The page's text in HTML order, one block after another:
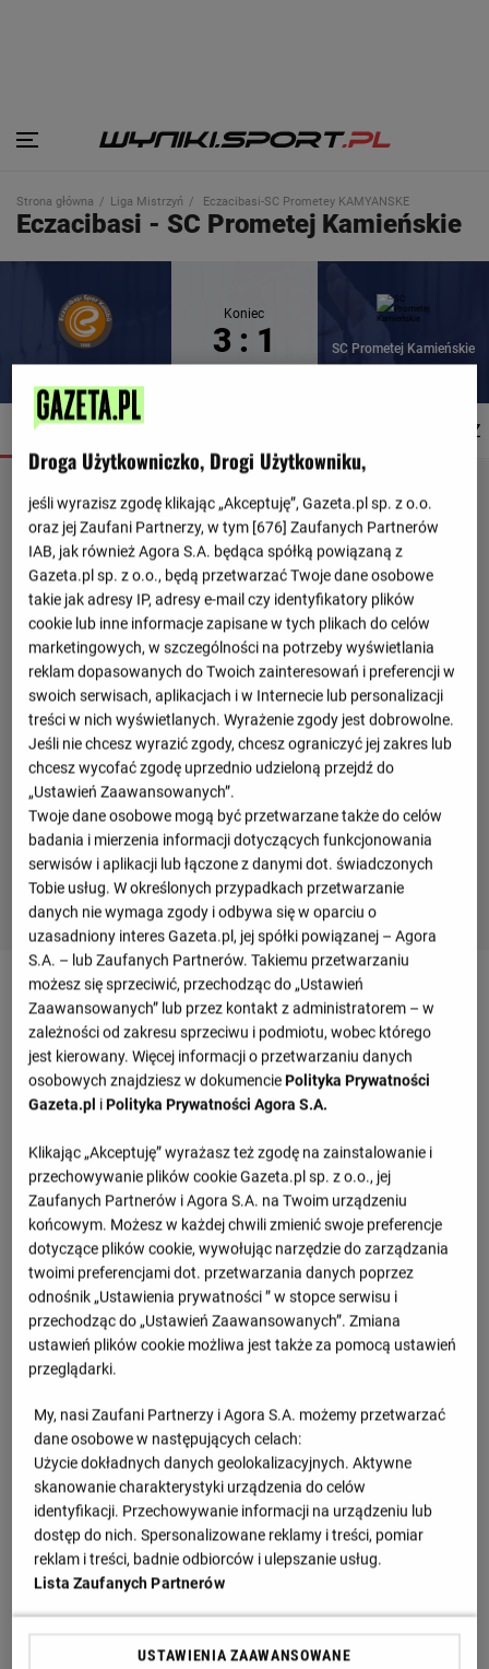
Strona główna Liga Mistrzyń Eczacibasi-SC Prometey KAMYANSKE
Eczacibasi - SC Prometej Kamieńskie
Koniec
3 : 1 SC Prometej Kamieńskie
SZCZEGÓŁY TERMINARZ
Szczegóły meczu Eczacibasi - SC Prometej
Kamieńskie
Przegląd
2.set -25 : 15
3.set - 23 : 25
4.set -25 : 16
Informacje o meczu
Liga Mistrzyń, faza finałowa
Wiadomości
Złe wieści dla kadry siatkarek. Polska
gwiazda wypadła z ME
Wielka impreza siatkarska wraca do Polski!
Czekaliśmy na to osiem lat
Droga Użytkowniczko, Drogi Użytkowniku,
jeśli wyrazisz zgodę klikając „Akceptuję”, Gazeta.pl sp. z o.o.
oraz jej Zaufani Partnerzy, w tym [676] Zaufanych Partnerów
IAB, jak również Agora S.A. będąca spółką powiązaną z
Gazeta.pl sp. z o.o., będą przetwarzać Twoje dane osobowe
takie jak adresy IP, adresy e-mail czy identyfikatory plików
cookie lub inne informacje zapisane w tych plikach do celów
marketingowych, w szczególności na potrzeby wyświetlania
reklam dopasowanych do Twoich zainteresowań i preferencji w
swoich serwisach, aplikacjach i w Internecie lub personalizacji
treści w nich wyświetlanych. Wyrażenie zgody jest dobrowolne.
Jeśli nie chcesz wyrazić zgody, chcesz ograniczyć jej zakres lub
chcesz wycofać zgodę uprzednio udzieloną przejdź do
„Ustawień Zaawansowanych”.
Twoje dane osobowe mogą być przetwarzane także do celów
badania i mierzenia informacji dotyczących funkcjonowania
serwisów i aplikacji lub łączone z danymi dot. świadczonych
Tobie usług. W określonych przypadkach przetwarzanie
danych nie wymaga zgody i odbywa się w oparciu o
uzasadniony interes Gazeta.pl, jej spółki powiązanej – Agora
S.A. – lub Zaufanych Partnerów. Takiemu przetwarzaniu
możesz się sprzeciwić, przechodząc do „Ustawień
Zaawansowanych” lub przez kontakt z administratorem – w
zależności od zakresu sprzeciwu i podmiotu, wobec którego
jest kierowany. Więcej informacji o przetwarzaniu danych
osobowych znajdziesz w dokumenciePolityka Prywatności
Gazeta.pl iPolityka Prywatności Agora S.A.
Klikając „Akceptuję” wyrażasz też zgodę na zainstalowanie i
przechowywanie plików cookie Gazeta.pl sp. z o.o., jej
Zaufanych Partnerów i Agora S.A. na Twoim urządzeniu
końcowym. Możesz w każdej chwili zmienić swoje preferencje
dotyczące plików cookie, wywołując narzędzie do zarządzania
twoimi preferencjami dot. przetwarzania danych poprzez
odnośnik „Ustawienia prywatności ” w stopce serwisu i
przechodząc do „Ustawień Zaawansowanych”. Zmiana
ustawień plików cookie możliwa jest także za pomocą ustawień
przeglądarki.
My, nasi Zaufani Partnerzy i Agora S.A. możemy przetwarzać
dane osobowe w następujących celach:
Użycie dokładnych danych geolokalizacyjnych. Aktywne
skanowanie charakterystyki urządzenia do celów
identyfikacji. Przechowywanie informacji na urządzeniu lub
dostęp do nich. Spersonalizowane reklamy i treści, pomiar
reklam i treści, badnie odbiorców i ulepszanie usług.
Lista Zaufanych Partnerów
USTAWIENIA ZAAWANSOWANE